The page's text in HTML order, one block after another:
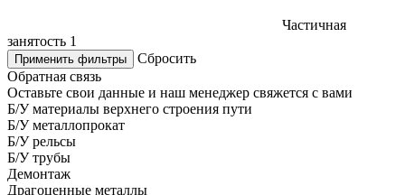
Частичная
занятость 1
Применить фильтры
Сбросить
Обратная связь
Оставьте свои данные и наш менеджер свяжется с вами
Б/У материалы верхнего строения пути
Б/У металлопрокат
Б/У рельсы
Б/У трубы
Демонтаж
Драгоценные металлы